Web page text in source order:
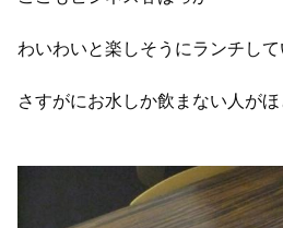
わいわいと楽しそうにランチし
さすがにお水しか飲まない人が